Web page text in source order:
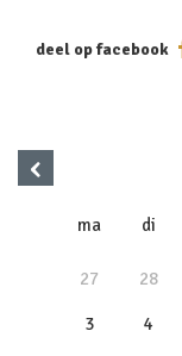
deel op facebook
‹
ma di
27 28
3 4